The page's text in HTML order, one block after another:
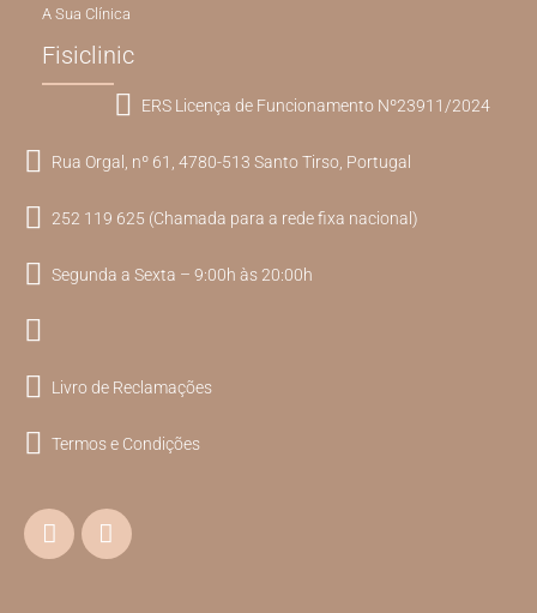
A Sua Clínica
Fisiclinic
ERS Licença de Funcionamento Nº23911/2024
Rua Orgal, nº 61, 4780-513 Santo Tirso, Portugal
252 119 625 (Chamada para a rede fixa nacional)
Segunda a Sexta – 9:00h às 20:00h
Livro de Reclamações
Termos e Condições